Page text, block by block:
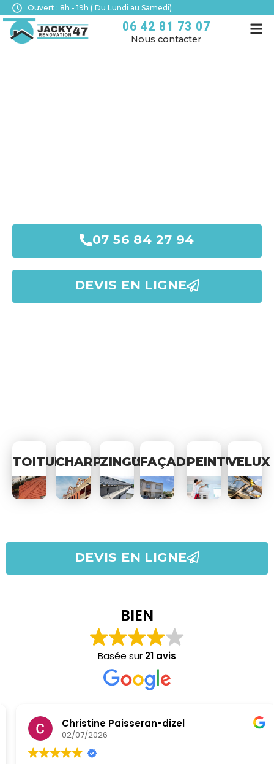
Ouvert : 8h - 19h ( Du Lundi au Samedi)
06 42 81 73 07
Nous contacter
07 56 84 27 94
DEVIS EN LIGNE
TOITURECHARPENTES
ZINGUERIE
FAÇADEPEINTURE
VELUX
DEVIS EN LIGNE
BIEN
Basée sur 21 avis
Christine Paisseran-dizel
02/07/2026